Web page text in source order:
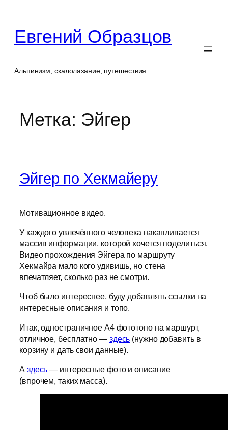
содержимому
Евгений Образцов
Альпинизм, скалолазание, путешествия
Метка: Эйгер
Эйгер по Хекмайеру
Мотивационное видео.
У каждого увлечённого человека накапливается
массив информации, которой хочется поделиться.
Видео прохождения Эйгера по маршруту
Хекмайра мало кого удивишь, но стена
впечатляет, сколько раз не смотри.
Чтоб было интереснее, буду добавлять ссылки на
интересные описания и топо.
Итак, одностраничное A4 фототопо на маршурт,
отличное, бесплатно — здесь (нужно добавить в
корзину и дать свои данные).
А здесь — интересные фото и описание
(впрочем, таких масса).